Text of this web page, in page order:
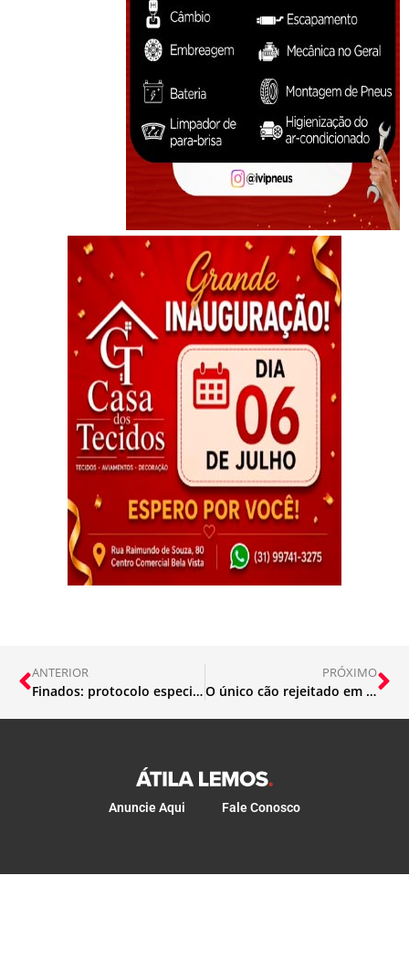
ANTERIOR
Finados: protocolo especial nos cemitérios de Itabira
PRÓXIMO
O único cão rejeitado em evento de adoção, recebe um lar para sempre
Anuncie Aqui Fale Conosco